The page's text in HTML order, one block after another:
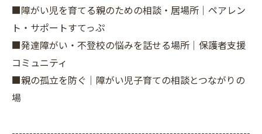
■障がい児を育てる親のための相談・居場所｜ペアレン
ト・サポートすてっぷ
■発達障がい・不登校の悩みを話せる場所｜保護者支援
コミュニティ
■親の孤立を防ぐ｜障がい児子育ての相談とつながりの
場